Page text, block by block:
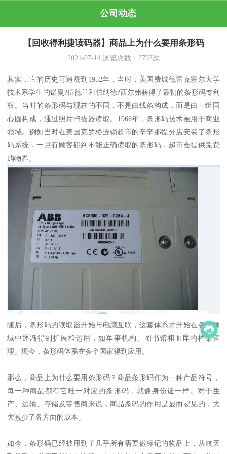
公司动态
【回收得利捷读码器】商品上为什么要用条形码
2021-07-14 浏览次数： 2793次
其实，它的历史可追溯到1952年，当时，美国费城德雷克塞尔大学
技术系学生的诺曼?伍德兰和伯纳德?西尔弗获得了最初的条形码专利
权。当时的条形码与现在的不同，不是由线条构成，而是由一组同
心圆构成，通过照片扫描器读取。1966年，条形码技术被用于商业
领域。例如当时在美国克罗格连锁超市的辛辛那提分店安装了条形
码系统，一旦有顾客碰到不能正确读取的条形码，超市会提供免费
购物券。
随后，条形码的读取器开始与电脑互联，这套体系才开始在各种领
域中逐渐得到扩展和运用，如军事机构、图书馆和血库的档案管
理。现今，条形码体系在多个国家得到应用。
那么，商品上为什么要用条形码？商品条形码作为一种产品符号，
每一种商品都有它唯一对应的条形码，就像身份证一样。对于生
产、运输、存储及零售商来说，商品条码的作用是显而易见的，大
大减少了各方面的成本。
如今，条形码已经被用到了几乎所有需要做标记的物品上，从航天